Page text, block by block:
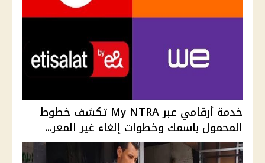
خدمة أرقامي عبر My NTRA تكشف خطوط
المحمول باسمك وخطوات إلغاء غير المعر...